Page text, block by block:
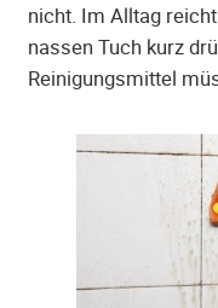
nicht. Im Alltag
nassen Tuch kurz
Reinigungsmittel